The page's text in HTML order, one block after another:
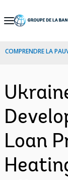
Skip
Navigation
COMPRENDRE LA
Loan